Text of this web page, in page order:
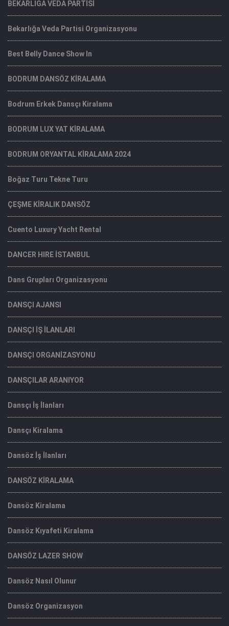
BEKARLIĞA VEDA PARTİSİ
Bekarlığa Veda Partisi Organizasyonu
Best Belly Dance Show In
BODRUM DANSÖZ KİRALAMA
Bodrum Erkek Dansçı Kiralama
BODRUM LUX YAT KİRALAMA
BODRUM ORYANTAL KİRALAMA 2024
Boğaz Turu Tekne Turu
ÇEŞME KİRALIK DANSÖZ
Cuento Luxury Yacht Rental
DANCER HIRE İSTANBUL
Dans Grupları Organizasyonu
DANSÇI AJANSI
DANSÇI İŞ İLANLARI
DANSÇI ORGANİZASYONU
DANSÇILAR ARANIYOR
Dansçı İş İlanları
Dansçı Kiralama
Dansöz İş İlanları
DANSÖZ KİRALAMA
Dansöz Kiralama
Dansöz Kıyafeti Kiralama
DANSÖZ LAZER SHOW
Dansöz Nasıl Olunur
Dansöz Organizasyon